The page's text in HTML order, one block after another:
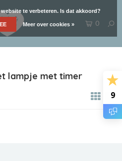
9
0
lampje met timer
te verbeteren. Is dat akkoord?
Meer over cookies »